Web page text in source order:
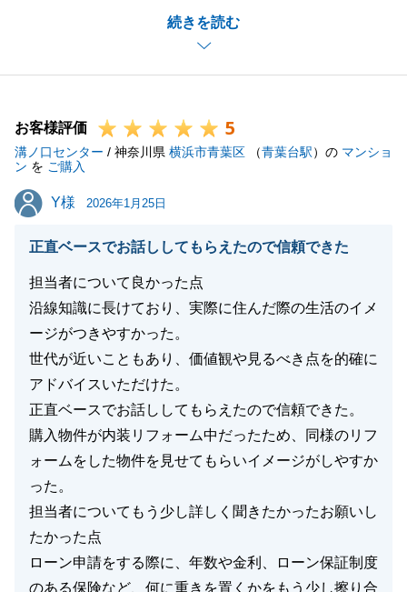
続きを読む
でまとめてご提案も頂けたため、とてもスムーズにお
引き渡しまで迎えられました。
カスタマイズも対応頂けた事で、今回のお宅はＴ様に
是非、ご新居での生活を楽しんで下さい。
今後も不動産の事でお悩みなどございましたら、お気
軽にご相談頂ければと思います。
閉じる
お客様評価 5
溝ノ口センター / 神奈川県 横浜市青葉区 （青葉台駅）の マンショ
ン を ご購入
Y様
Y様 2026年1月25日
正直ベースでお話ししてもらえたので信頼できた
担当者について良かった点
沿線知識に長けており、実際に住んだ際の生活のイメ
ージがつきやすかった。
世代が近いこともあり、価値観や見るべき点を的確に
アドバイスいただけた。
正直ベースでお話ししてもらえたので信頼できた。
購入物件が内装リフォーム中だったため、同様のリフ
ォームをした物件を見せてもらいイメージがしやすか
った。
担当者についてもう少し詳しく聞きたかったお願いし
たかった点
ローン申請をする際に、年数や金利、ローン保証制度
のある保険など、何に重きを置くかをもう少し擦り合